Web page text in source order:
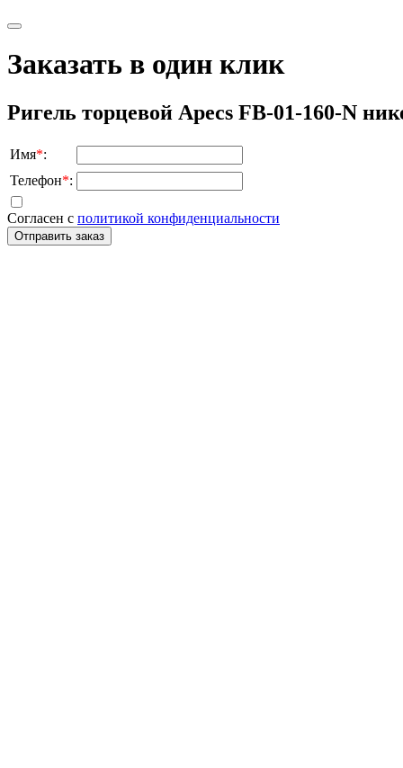
Заказать в один клик
Ригель торцевой Apecs FB-01-160-N
Имя*:
Телефон*:
Согласен с политикой конфиденциальности
Отправить заказ